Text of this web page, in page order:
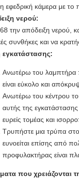
εφεδρική κάμερα με το
νερού:
την απόδειξη νερού,
συνθήκες και να
Ανωτέρω του λαμπτήρα
είναι εύκολο και
Ανωτέρω του κέντρου
αυτής της εγκατάστασης
ευρείς τομέας και
Τρυπήστε μια τρύπα
ευνοείται επίσης από
προφυλακτήρας είναι
που χρειάζονται